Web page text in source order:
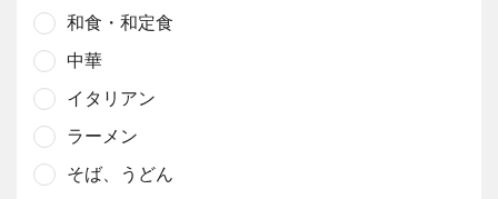
和食・和定食
中華
イタリアン
ラーメン
そば、うどん